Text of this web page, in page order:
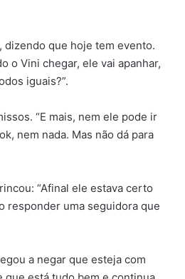
dizendo que hoje tem evento.
o Vini chegar, ele vai apanhar,
iguais?”.
“E mais, nem ele pode ir
nem nada. Mas não dá para
“Afinal ele estava certo
responder uma seguidora que
a negar que esteja com